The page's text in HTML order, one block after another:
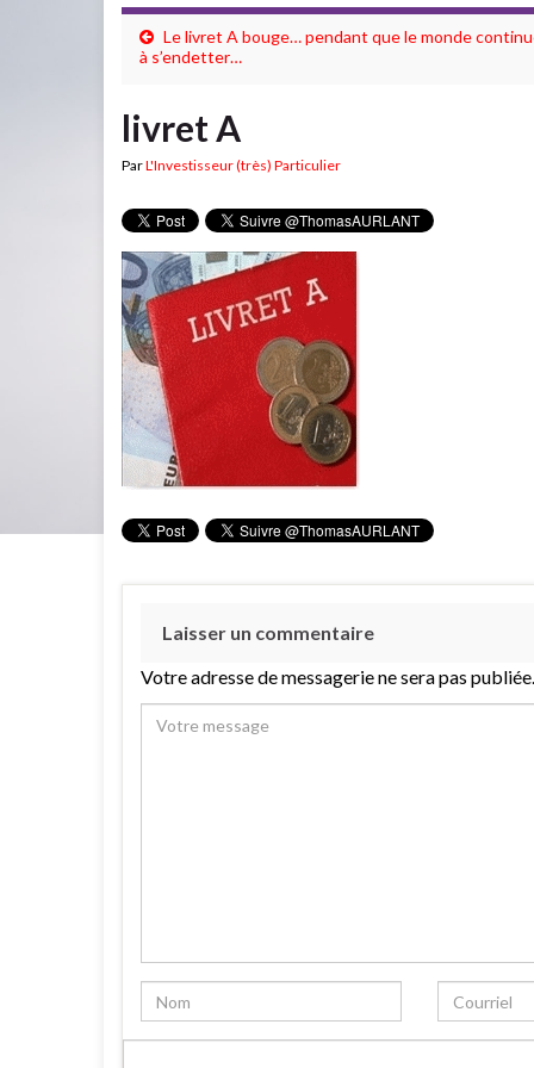
Le livret A bouge… pendant que le monde
à s’endetter…
livret A
ParL'Investisseur (très) Particulier
Laisser un commentaire
Votre adresse de messagerie ne sera pas publiée.